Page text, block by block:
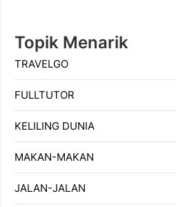
Topik Menarik
TRAVELGO
FULLTUTOR
KELILING DUNIA
MAKAN-MAKAN
JALAN-JALAN